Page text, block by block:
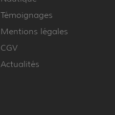
Témoignages
Mentions légales
CGV
Actualités